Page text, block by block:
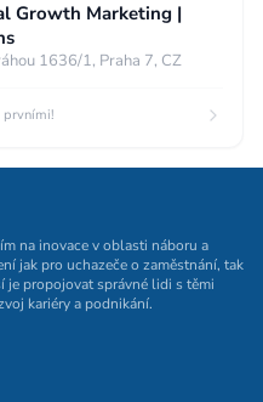
Growth Marketing |
1636/1, Praha 7, CZ
prvními!
na inovace v oblasti náboru a
jak pro uchazeče o zaměstnání, tak
je propojovat správné lidi s těmi
kariéry a podnikání.